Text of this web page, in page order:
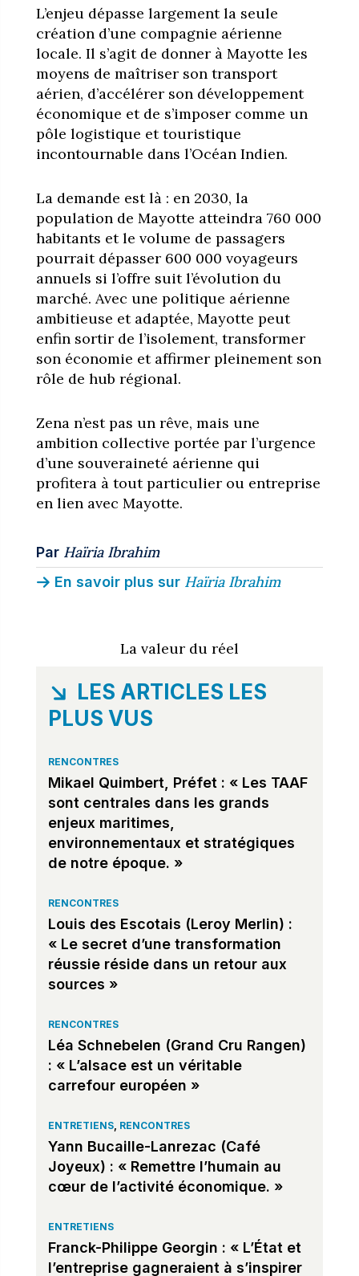
L’enjeu dépasse largement la seule
création d’une compagnie aérienne
locale. Il s’agit de donner à Mayotte les
moyens de maîtriser son transport
aérien, d’accélérer son développement
économique et de s’imposer comme un
pôle logistique et touristique
incontournable dans l’Océan Indien.
La demande est là : en 2030, la
population de Mayotte atteindra 760 000
habitants et le volume de passagers
pourrait dépasser 600 000 voyageurs
annuels si l’offre suit l’évolution du
marché. Avec une politique aérienne
ambitieuse et adaptée, Mayotte peut
enfin sortir de l’isolement, transformer
son économie et affirmer pleinement son
rôle de hub régional.
Zena n’est pas un rêve, mais une
ambition collective portée par l’urgence
d’une souveraineté aérienne qui
profitera à tout particulier ou entreprise
en lien avec Mayotte.
Par Haïria Ibrahim
En savoir plus sur Haïria Ibrahim
La valeur du réel
LES ARTICLES LES
PLUS VUS
RENCONTRES
Mikael Quimbert, Préfet : « Les TAAF
sont centrales dans les grands
enjeux maritimes,
environnementaux et stratégiques
de notre époque. »
RENCONTRES
Louis des Escotais (Leroy Merlin) :
« Le secret d’une transformation
réussie réside dans un retour aux
sources »
RENCONTRES
Léa Schnebelen (Grand Cru Rangen)
: « L’alsace est un véritable
carrefour européen »
ENTRETIENS, RENCONTRES
Yann Bucaille-Lanrezac (Café
Joyeux) : « Remettre l’humain au
cœur de l’activité économique. »
ENTRETIENS
Franck-Philippe Georgin : « L’État et
l’entreprise gagneraient à s’inspirer